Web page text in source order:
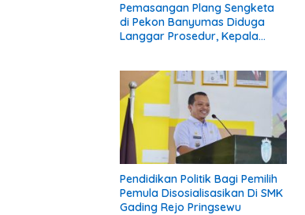
Pemasangan Plang Sengketa
di Pekon Banyumas Diduga
Langgar Prosedur, Kepala
Pendidikan Politik Bagi Pemilih
Pemula Disosialisasikan Di SMK
Gading Rejo Pringsewu